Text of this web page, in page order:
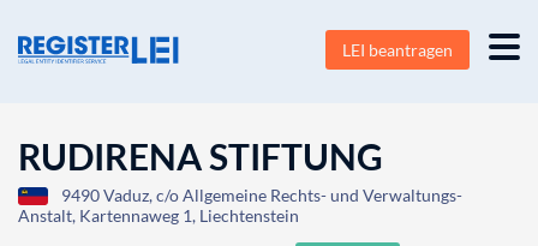
LEI beantragen
RUDIRENA STIFTUNG
9490 Vaduz, c/o Allgemeine Rechts- und Verwaltungs-
Anstalt, Kartennaweg 1, Liechtenstein